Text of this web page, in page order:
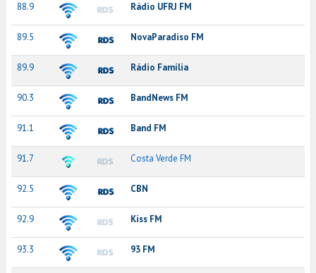
88.9 Rádio UFRJ FM
89.5 NovaParadiso FM
89.9 Rádio Família
90.3 BandNews FM
91.1 Band FM
91.7 Costa Verde FM
92.5 CBN
92.9 Kiss FM
93.3 93 FM